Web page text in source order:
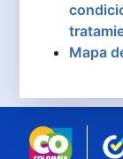
Mapa